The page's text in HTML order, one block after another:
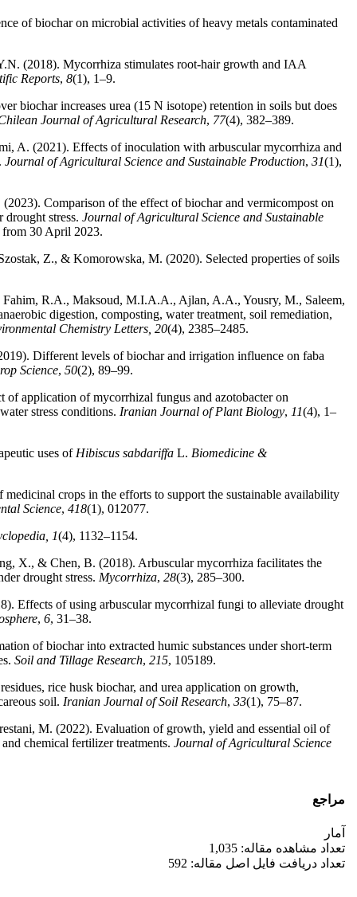
of biochar on microbial activities of heavy metals contaminated
(2018). Mycorrhiza stimulates root-hair growth and IAA
Reports, 8(1), 1–9.
biochar increases urea (15 N isotope) retention in soils but does
Journal of Agricultural Research, 77(4), 382–389.
A. (2021). Effects of inoculation with arbuscular mycorrhiza and
Journal of Agricultural Science and Sustainable Production, 31(1),
Comparison of the effect of biochar and vermicompost on
drought stress. Journal of Agricultural Science and Sustainable
from 30 April 2023.
Z., & Komorowska, M. (2020). Selected properties of soils
R.A., Maksoud, M.I.A.A., Ajlan, A.A., Yousry, M., Saleem,
digestion, composting, water treatment, soil remediation,
Chemistry Letters, 20(4), 2385–2485.
Different levels of biochar and irrigation influence on faba
Science, 50(2), 89–99.
application of mycorrhizal fungus and azotobacter on
stress conditions. Iranian Journal of Plant Biology, 11(4), 1–
uses of Hibiscus sabdariffa L. Biomedicine &
crops in the efforts to support the sustainable availability
Science, 418(1), 012077.
1(4), 1132–1154.
X., & Chen, B. (2018). Arbuscular mycorrhiza facilitates the
drought stress. Mycorrhiza, 28(3), 285–300.
Effects of using arbuscular mycorrhizal fungi to alleviate drought
, 6, 31–38.
of biochar into extracted humic substances under short-term
Soil and Tillage Research, 215, 105189.
rice husk biochar, and urea application on growth,
soil. Iranian Journal of Soil Research, 33(1), 75–87.
M. (2022). Evaluation of growth, yield and essential oil of
chemical fertilizer treatments. Journal of Agricultural Science
مراجع
آمار
تعداد مشاهده مقاله: 1,035
تعداد دریافت فایل اصل مقاله: 592